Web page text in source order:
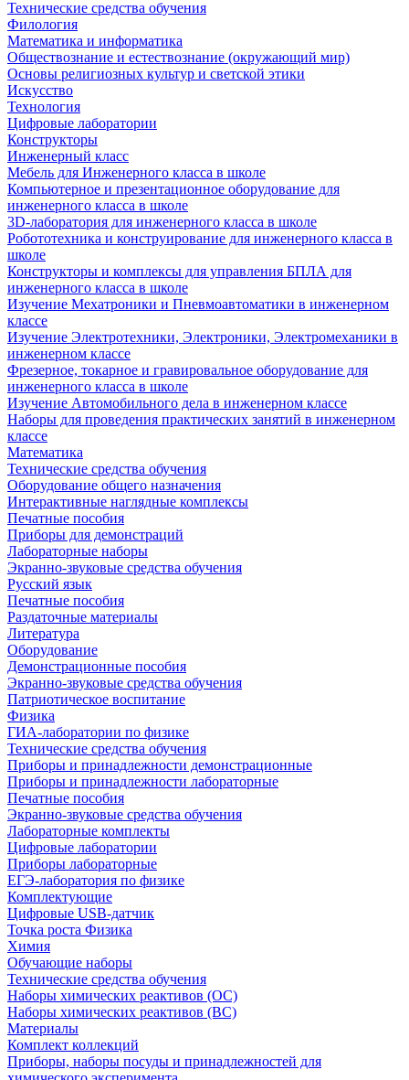
Технические средства обучения
Филология
Математика и информатика
Обществознание и естествознание (окружающий мир)
Основы религиозных культур и светской этики
Искусство
Технология
Цифровые лаборатории
Конструкторы
Инженерный класс
Мебель для Инженерного класса в школе
Компьютерное и презентационное оборудование для
инженерного класса в школе
3D-лаборатория для инженерного класса в школе
Робототехника и конструирование для инженерного класса в
школе
Конструкторы и комплексы для управления БПЛА для
инженерного класса в школе
Изучение Мехатроники и Пневмоавтоматики в инженерном
классе
Изучение Электротехники, Электроники, Электромеханики в
инженерном классе
Фрезерное, токарное и гравировальное оборудование для
инженерного класса в школе
Изучение Автомобильного дела в инженерном классе
Наборы для проведения практических занятий в инженерном
классе
Математика
Технические средства обучения
Оборудование общего назначения
Интерактивные наглядные комплексы
Печатные пособия
Приборы для демонстраций
Лабораторные наборы
Экранно-звуковые средства обучения
Русский язык
Печатные пособия
Раздаточные материалы
Литература
Оборудование
Демонстрационные пособия
Экранно-звуковые средства обучения
Патриотическое воспитание
Физика
ГИА-лаборатории по физике
Технические средства обучения
Приборы и принадлежности демонстрационные
Приборы и принадлежности лабораторные
Печатные пособия
Экранно-звуковые средства обучения
Лабораторные комплекты
Цифровые лаборатории
Приборы лабораторные
ЕГЭ-лаборатория по физике
Комплектующие
Цифровые USB-датчик
Точка роста Физика
Химия
Обучающие наборы
Технические средства обучения
Наборы химических реактивов (ОС)
Наборы химических реактивов (ВС)
Материалы
Комплект коллекций
Приборы, наборы посуды и принадлежностей для